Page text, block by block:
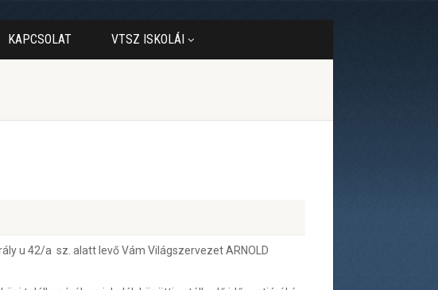
KAPCSOLAT VTSZ ISKOLÁI
u 42/a sz. alatt levő Vám Világszervezet ARNOLD